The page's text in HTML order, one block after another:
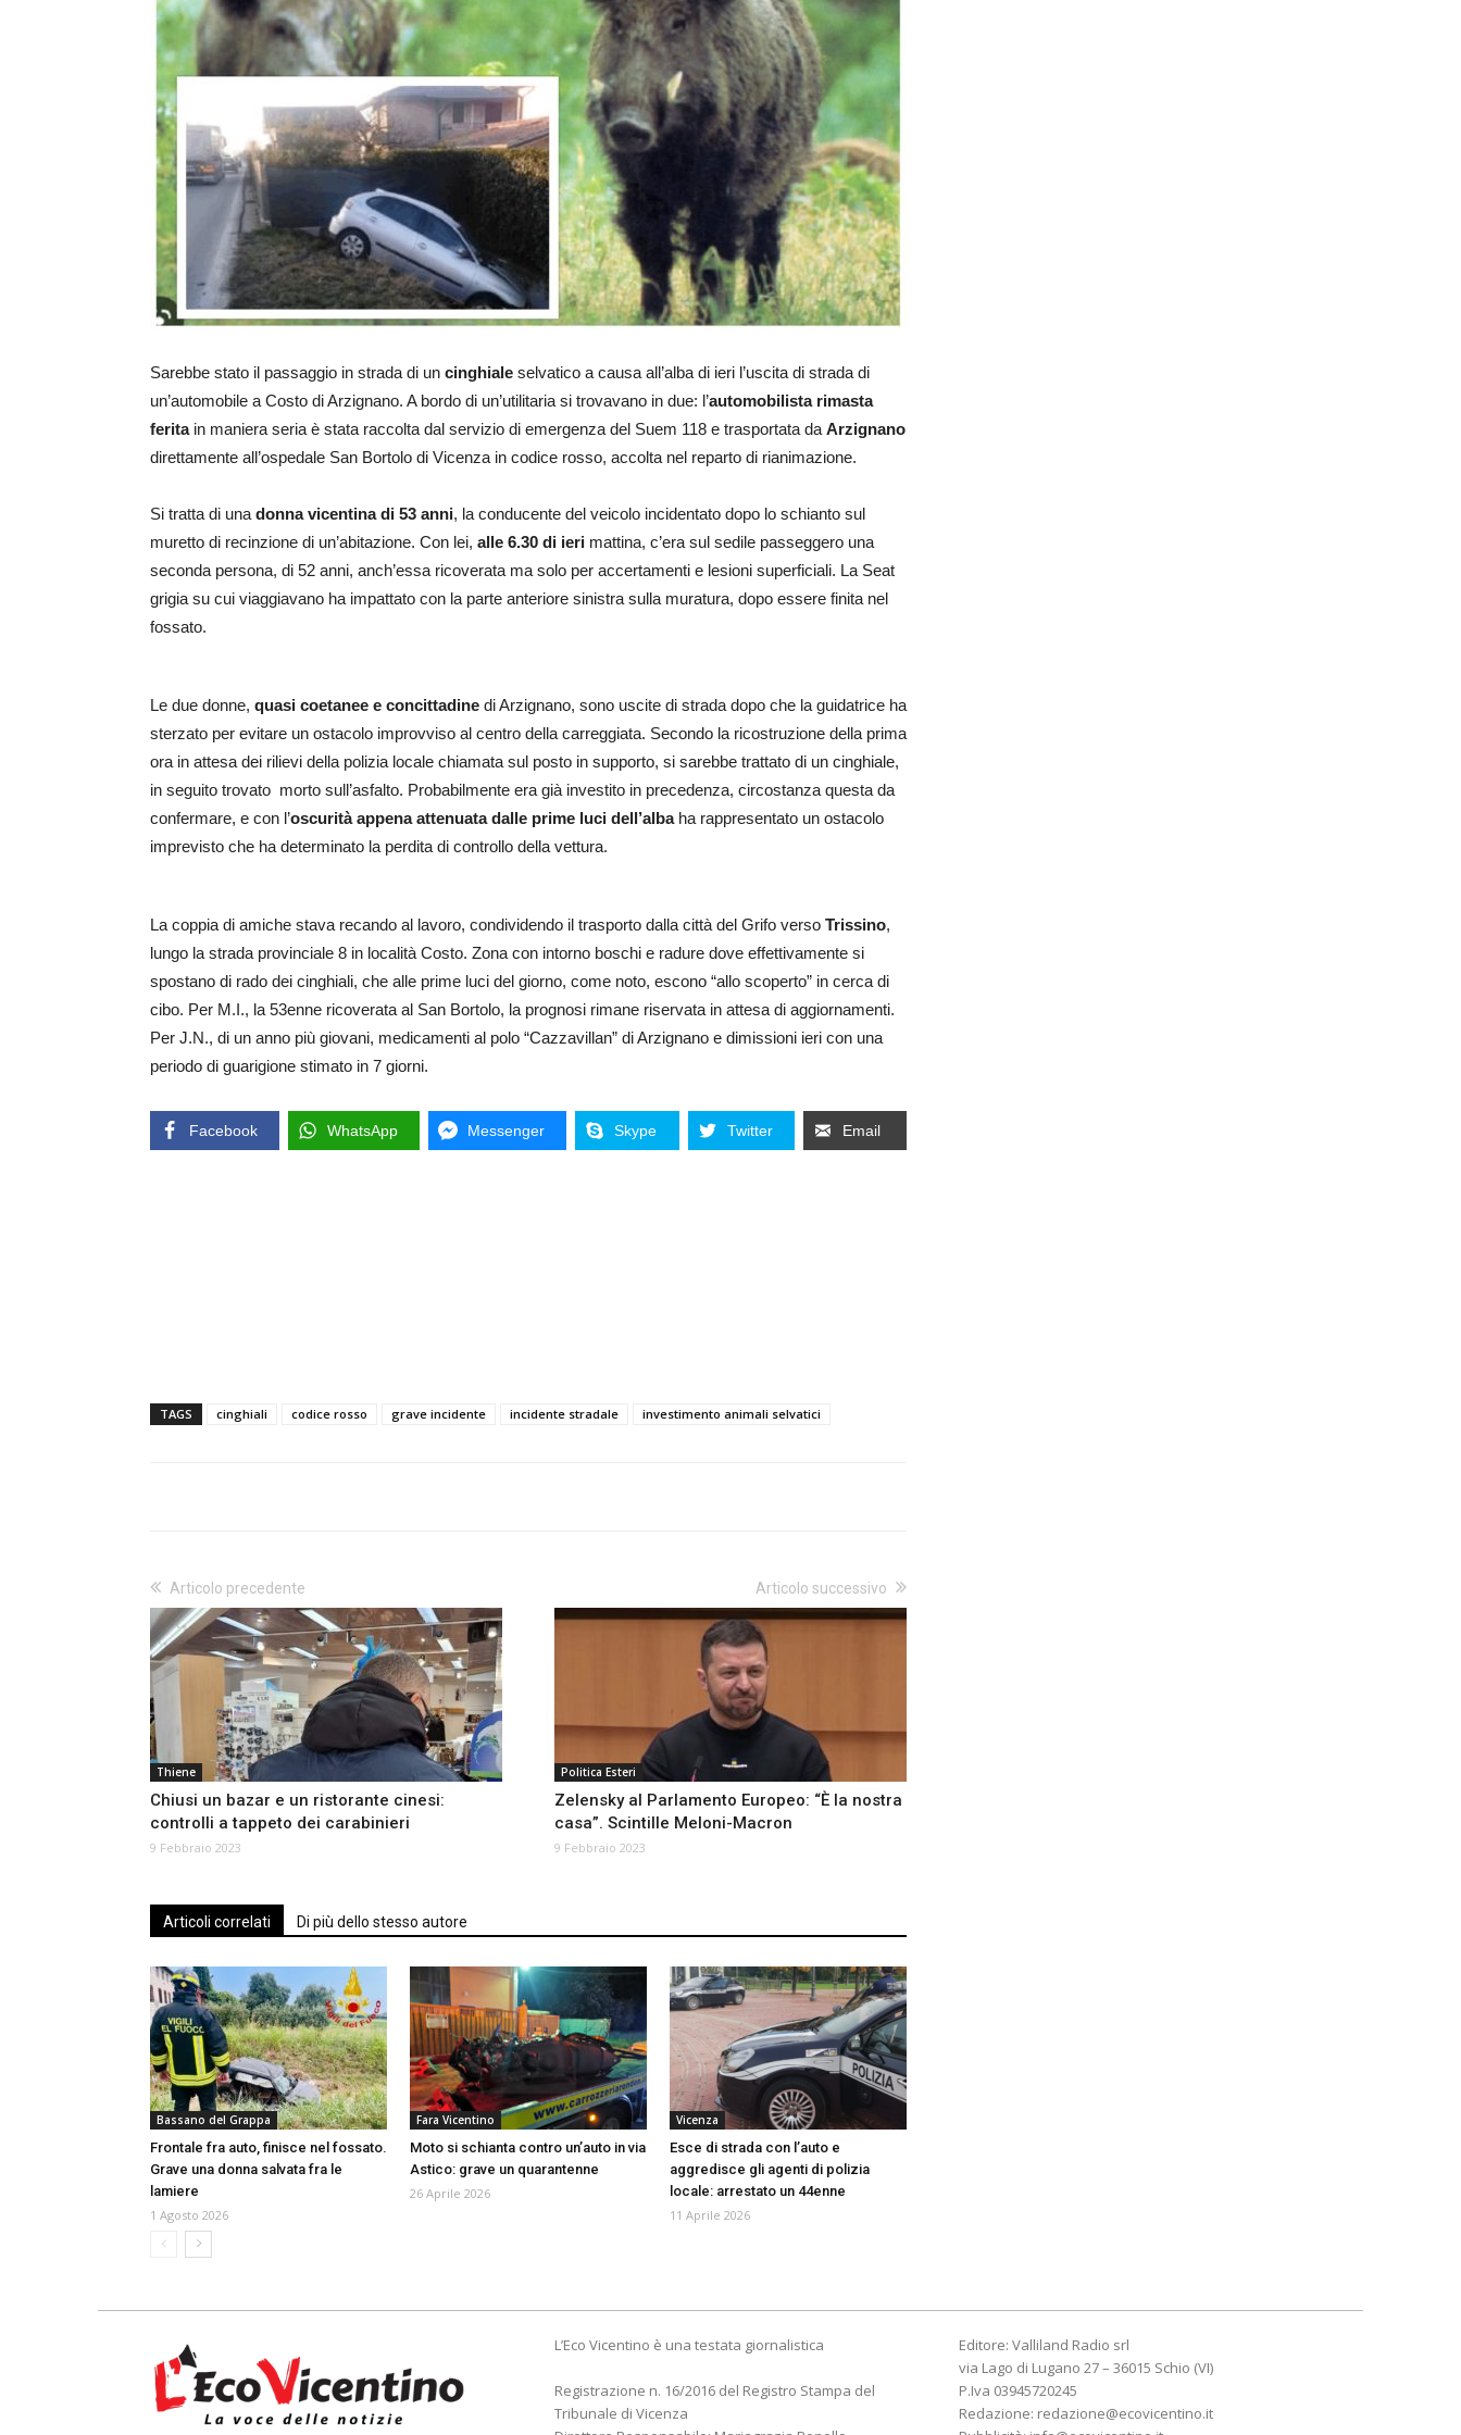
Sarebbe stato il passaggio in strada di un cinghiale selvatico a causa all’alba di ieri l’uscita di strada di
un’automobile a Costo di Arzignano. A bordo di un’utilitaria si trovavano in due: l’automobilista rimasta
feritain maniera seria è stata raccolta dal servizio di emergenza del Suem 118 e trasportata da Arzignano
direttamente all’ospedale San Bortolo di Vicenza in codice rosso, accolta nel reparto di rianimazione.
Si tratta di una donna vicentina di 53 anni, la conducente del veicolo incidentato dopo lo schianto sul
muretto di recinzione di un’abitazione. Con lei, alle 6.30 di ieri mattina, c’era sul sedile passeggero una
seconda persona, di 52 anni, anch’essa ricoverata ma solo per accertamenti e lesioni superficiali. La Seat
grigia su cui viaggiavano ha impattato con la parte anteriore sinistra sulla muratura, dopo essere finita nel
fossato.
Le due donne, quasi coetanee e concittadine di Arzignano, sono uscite di strada dopo che la guidatrice ha
sterzato per evitare un ostacolo improvviso al centro della carreggiata. Secondo la ricostruzione della prima
ora in attesa dei rilievi della polizia locale chiamata sul posto in supporto, si sarebbe trattato di un cinghiale,
in seguito trovato morto sull’asfalto. Probabilmente era già investito in precedenza, circostanza questa da
confermare, e con l’oscurità appena attenuata dalle prime luci dell’albaha rappresentato un ostacolo
imprevisto che ha determinato la perdita di controllo della vettura.
La coppia di amiche stava recando al lavoro, condividendo il trasporto dalla città del Grifo verso Trissino,
lungo la strada provinciale 8 in località Costo. Zona con intorno boschi e radure dove effettivamente si
spostano di rado dei cinghiali, che alle prime luci del giorno, come noto, escono “allo scoperto” in cerca di
cibo. Per M.I., la 53enne ricoverata al San Bortolo, la prognosi rimane riservata in attesa di aggiornamenti.
Per J.N., di un anno più giovani, medicamenti al polo “Cazzavillan” di Arzignano e dimissioni ieri con una
periodo di guarigione stimato in 7 giorni.
Facebook WhatsApp Messenger Skype Twitter Email
TAGS cinghiali codice rosso grave incidente incidente stradale investimento animali selvatici
Articolo precedente
Thiene
Chiusi un bazar e un ristorante cinesi:
controlli a tappeto dei carabinieri
9 Febbraio 2023
Articolo successivo
Politica Esteri
Zelensky al Parlamento Europeo: “È la nostra
casa”. Scintille Meloni-Macron
9 Febbraio 2023
Articoli correlati Di più dello stesso autore
Bassano del Grappa
Frontale fra auto, finisce nel fossato.
Grave una donna salvata fra le
lamiere
1 Agosto 2026
Fara Vicentino
Moto si schianta contro un’auto in via
Astico: grave un quarantenne
26 Aprile 2026
Vicenza
Esce di strada con l’auto e
aggredisce gli agenti di polizia
locale: arrestato un 44enne
11 Aprile 2026
L’Eco Vicentino è una testata giornalistica
Registrazione n. 16/2016 del Registro Stampa del
Tribunale di Vicenza
Editore: Valliland Radio srl
via Lago di Lugano 27 – 36015 Schio (VI)
P.Iva 03945720245
Redazione: redazione@ecovicentino.it